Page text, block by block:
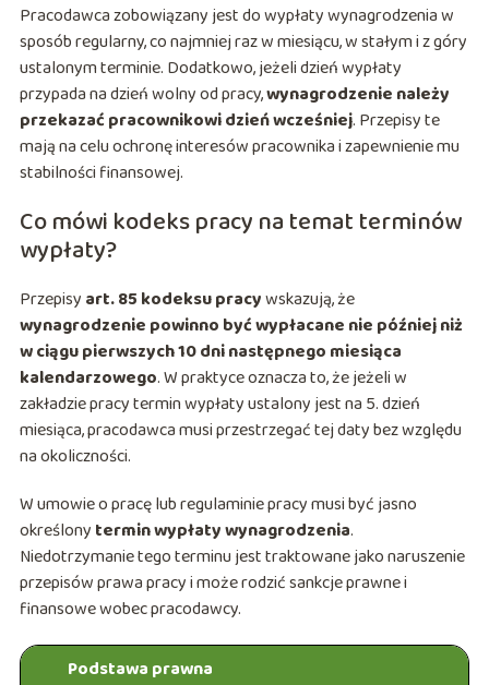
Pracodawca zobowiązany jest do wypłaty wynagrodzenia w
sposób regularny, co najmniej raz w miesiącu, w stałym i z góry
ustalonym terminie. Dodatkowo, jeżeli dzień wypłaty
przypada na dzień wolny od pracy,wynagrodzenie należy
przekazać pracownikowi dzień wcześniej. Przepisy te
mają na celu ochronę interesów pracownika i zapewnienie mu
stabilności finansowej.
Co mówi kodeks pracy na temat terminów
wypłaty?
Przepisy art. 85 kodeksu pracywskazują, że
wynagrodzenie powinno być wypłacane nie później niż
w ciągu pierwszych 10 dni następnego miesiąca
kalendarzowego. W praktyce oznacza to, że jeżeli w
zakładzie pracy termin wypłaty ustalony jest na 5. dzień
miesiąca, pracodawca musi przestrzegać tej daty bez względu
na okoliczności.
W umowie o pracę lub regulaminie pracy musi być jasno
określony termin wypłaty wynagrodzenia.
Niedotrzymanie tego terminu jest traktowane jako naruszenie
przepisów prawa pracy i może rodzić sankcje prawne i
finansowe wobec pracodawcy.
Podstawa prawna